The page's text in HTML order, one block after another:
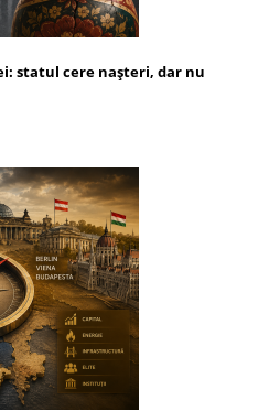
statul cere nașteri, dar nu